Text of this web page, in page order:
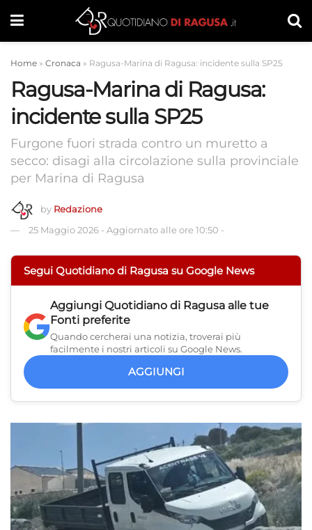
Home » Cronaca » Ragusa-Marina di Ragusa: incidente sulla SP25
Ragusa-Marina di Ragusa:
incidente sulla SP25
Furgone fuori strada contro un muretto a
secco: disagi alla circolazione sulla provinciale
per Marina di Ragusa
by Redazione
25 Maggio 2026 - Aggiornato alle ore 10:50 -
Segui Quotidiano di Ragusa su Google News
Aggiungi Quotidiano di Ragusa alle tue
Fonti preferite
Quando cercherai una notizia, troverai più
facilmente i nostri articoli su Google News.
AGGIUNGI